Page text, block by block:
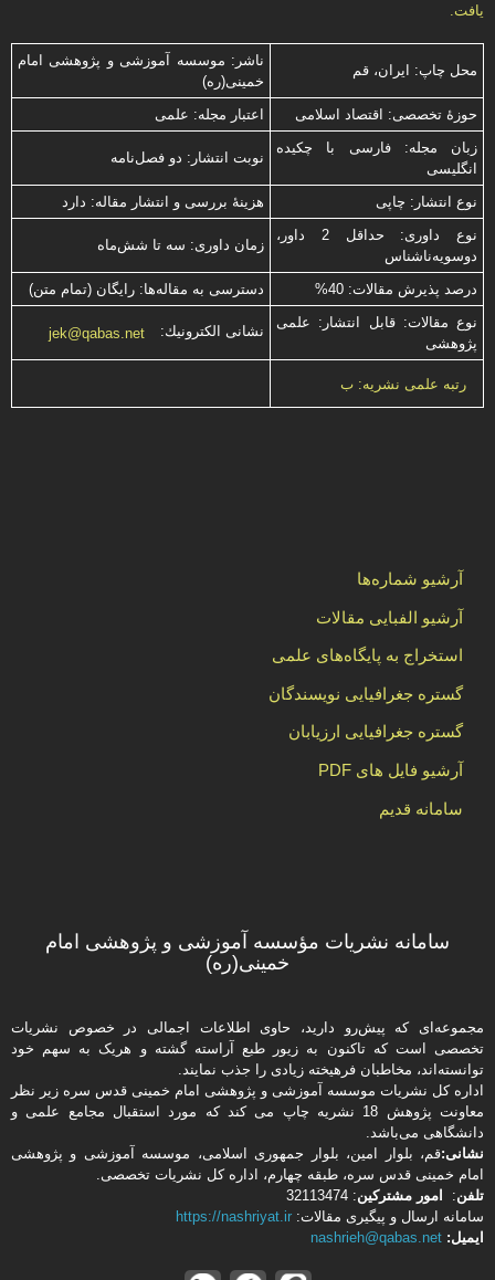
یافت.
محل چاپ: ایران، قم
ناشر: موسسه آموزشی و پژوهشی امام
خمینی(ره)
حوزۀ تخصصی: اقتصاد اسلامی
اعتبار مجله: علمی
زبان مجله: فارسی با چكیده
انگلیسی
نوبت انتشار: دو فصل‌نامه
نوع انتشار: چاپی
هزینۀ بررسی و انتشار مقاله: دارد
نوع داوری: حداقل 2 داور،
دوسویه‌ناشناس
زمان داوری: سه تا شش‌ماه
درصد پذیرش مقالات: 40%
دسترسی به مقاله‌ها: رایگان (تمام متن)
نوع مقالات: قابل انتشار: علمی
پژوهشی
نشانی الكترونیك: jek@qabas.net
رتبه علمی نشریه: ب
آرشیو شماره‌ها
آرشیو الفبایی مقالات
استخراج به پایگاه‌های علمی
گستره جغرافیایی نویسندگان
گستره جغرافیایی ارزیابان
آرشیو فایل های PDF
سامانه قدیم
سامانه نشریات مؤسسه آموزشی و پژوهشی امام
خمینی(ره)
مجموعه‌ای که پیش‌رو دارید،‌ حاوی اطلاعات اجمالی در خصوص نشریات
تخصصی است که تاکنون به زیور طبع آراسته گشته و هریک به سهم خود
توانسته‌اند، مخاطبان فرهیخته‌ زیادی را جذب نمایند.
اداره كل نشریات موسسه آموزشی و پژوهشی امام خمینی قدس سره زیر نظر
معاونت پژوهش 18 نشریه چاپ می کند که مورد استقبال مجامع علمی و
دانشگاهی می‌باشد.
نشانی:قم، بلوار امین، بلوار جمهوری اسلامی، موسسه آموزشی و پژوهشی
امام خمینی قدس سره، طبقه چهارم، اداره كل نشریات تخصصی.
تلفن: امور مشتركین: 32113474
سامانه ارسال و پیگیری مقالات: https://nashriyat.ir
ایمیل: nashrieh@qabas.net